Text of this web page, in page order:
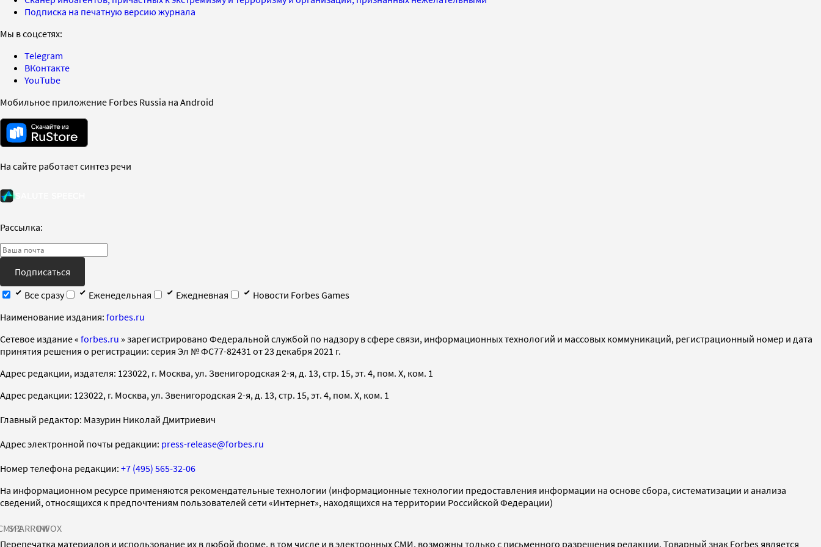
Подписка на печатную версию журнала
Мы в соцсетях:
Telegram
ВКонтакте
YouTube
Мобильное приложение Forbes Russia на Android
На сайте работает синтез речи
Рассылка:
Подписаться
Все сразу
Еженедельная Ежедневная
Новости Forbes Games
Наименование издания: forbes.ru
Cетевое издание « forbes.ru » зарегистрировано Федеральной службой по надзору в сфере связи, информационных технологий и массовых коммуникаций, регистрационный номер и дата
принятия решения о регистрации: серия Эл № ФС77-82431 от 23 декабря 2021 г.
Адрес редакции, издателя: 123022, г. Москва, ул. Звенигородская 2-я, д. 13, стр. 15, эт. 4, пом. X, ком. 1
Адрес редакции: 123022, г. Москва, ул. Звенигородская 2-я, д. 13, стр. 15, эт. 4, пом. X, ком. 1
Главный редактор: Мазурин Николай Дмитриевич
Адрес электронной почты редакции: press-release@forbes.ru
Номер телефона редакции: +7 (495) 565-32-06
На информационном ресурсе применяются рекомендательные технологии (информационные технологии предоставления информации на основе сбора, систематизации и анализа
сведений, относящихся к предпочтениям пользователей сети «Интернет», находящихся на территории Российской Федерации)
SPARROWINFOX
Перепечатка материалов и использование их в любой форме, в том числе и в электронных СМИ, возможны только с письменного разрешения редакции. Товарный знак Forbes является